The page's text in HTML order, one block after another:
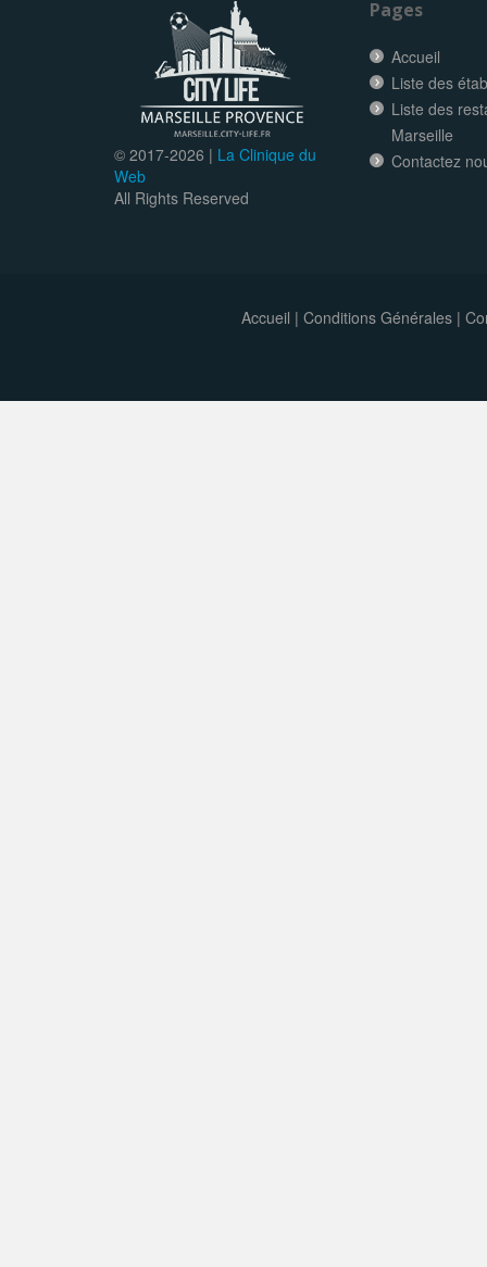
© 2017-2026 | La Clinique du
Web
All Rights Reserved
Pages
Accueil
Liste des
Liste des
Marseille
Contactez
Accueil | Conditions Générales|